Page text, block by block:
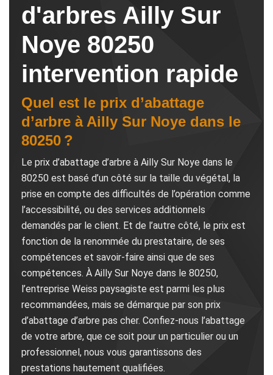
d'arbres Ailly Sur
Noye 80250
intervention rapide
Quel est le prix d’abattage
d’arbre à Ailly Sur Noye dans le
80250 ?
Le prix d’abattage d’arbre à Ailly Sur Noye dans le
80250 est basé d’un côté sur la taille du végétal, la
prise en compte des difficultés de l’opération comme
l’accessibilité, ou des services additionnels
demandés par le client. Et de l’autre côté, le prix est
fonction de la renommée du prestataire, de ses
compétences et savoir-faire ainsi que de ses
compétences. À Ailly Sur Noye dans le 80250,
l’entreprise Weiss paysagiste est parmi les plus
recommandées, mais se démarque par son prix
d’abattage d’arbre pas cher. Confiez-nous l’abattage
de votre arbre, que ce soit pour un particulier ou un
professionnel, nous vous garantissons des
prestations hautement qualifiées.